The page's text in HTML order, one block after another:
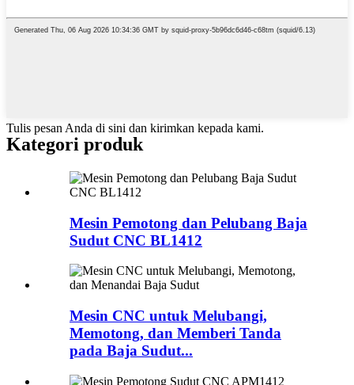
Tulis pesan Anda di sini dan kirimkan kepada kami.
Kategori produk
Mesin Pemotong dan Pelubang Baja
Sudut CNC BL1412
Mesin CNC untuk Melubangi,
Memotong, dan Memberi Tanda
pada Baja Sudut...